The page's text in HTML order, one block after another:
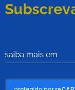
saiba mais em